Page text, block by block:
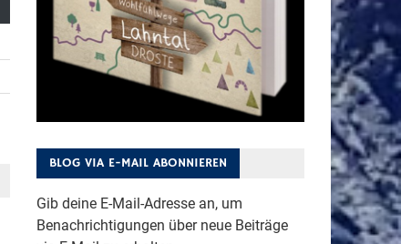
BLOG VIA E-MAIL ABONNIEREN
Gib deine E-Mail-Adresse an, um
Benachrichtigungen über neue Beiträge